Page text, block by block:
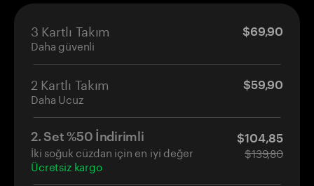
3 Kartlı Takım
Daha güvenli
$69,90
2 Kartlı Takım
Daha Ucuz
$59,90
2. Set %50 İndirimli
İki soğuk cüzdan için en iyi değer
Ücretsiz kargo
$104,85
$139,80